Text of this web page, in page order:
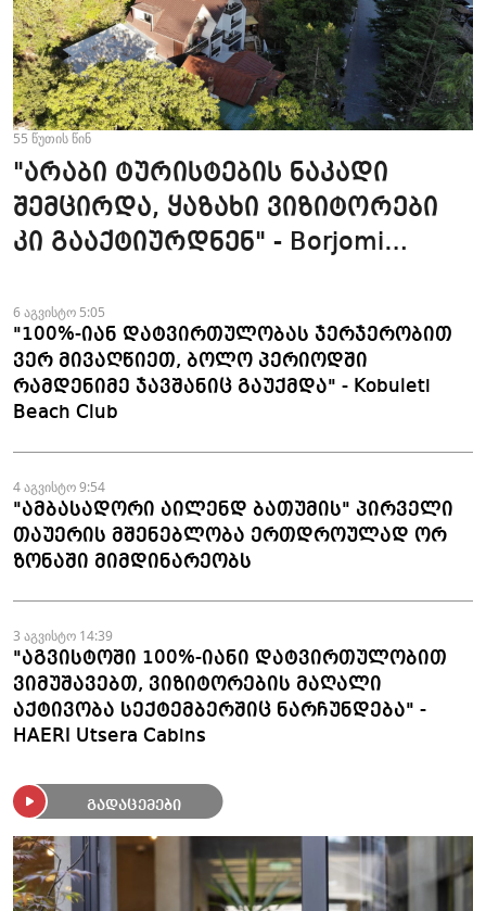
55 წუთის წინ
"არაბი ტურისტების ნაკადი
შემცირდა, ყაზახი ვიზიტორები
კი გააქტიურდნენ" - Borjomi
6 აგვისტო 5:05
"100%-იან დატვირთულობას ჯერჯერობით
ვერ მივაღწიეთ, ბოლო პერიოდში
რამდენიმე ჯავშანიც გაუქმდა" - Kobuleti
Beach Club
4 აგვისტო 9:54
"ამბასადორი აილენდ ბათუმის" პირველი
თაუერის მშენებლობა ერთდროულად ორ
ზონაში მიმდინარეობს
3 აგვისტო 14:39
"აგვისტოში 100%-იანი დატვირთულობით
ვიმუშავებთ, ვიზიტორების მაღალი
აქტივობა სექტემბერშიც ნარჩუნდება" -
HAERI Utsera Cabins
გადაცემები